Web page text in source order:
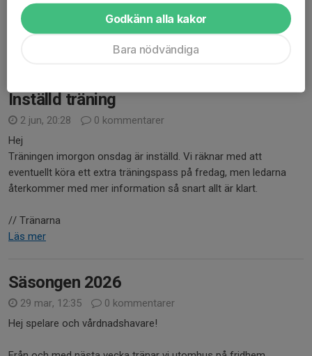
familjer en riktigt härlig sommar!
Vi startar upp träningarna igen vecka 30, tisdagen den 21 juli. Vi
ser fram emot att träffa er alla igen efter ledigheten....
Inställd träning
2 jun, 20:28
0 kommentarer
Hej
Träningen imorgon onsdag är inställd. Vi räknar med att
eventuellt köra ett extra träningspass på fredag, men ledarna
återkommer med mer information så snart allt är klart.
// Tränarna
Läs mer
Säsongen 2026
29 mar, 12:35
0 kommentarer
Hej spelare och vårdnadshavare!
Godkänn alla kakor
Bara nödvändiga